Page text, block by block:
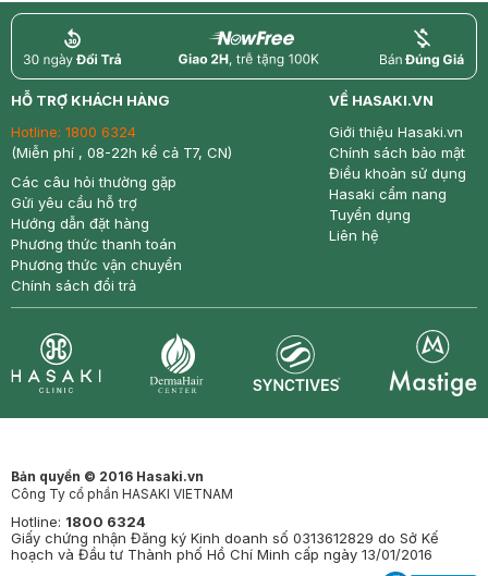
return nowfree price
HỖ TRỢ KHÁCH HÀNG
Hotline: 1800 6324
(Miễn phí , 08-22h kể cả T7, CN)
Các câu hỏi thường gặp
Gửi yêu cầu hỗ trợ
Hướng dẫn đặt hàng
Phương thức thanh toán
Phương thức vận chuyển
Chính sách đổi trả
VỀ HASAKI.VN
Giới thiệu Hasaki.vn
Chính sách bảo mật
Điều khoản sử dụng
Hasaki cẩm nang
Tuyển dụng
Liên hệ
Bản quyền © 2016 Hasaki.vn
Công Ty cổ phần HASAKI VIETNAM
Hotline: 1800 6324
Giấy chứng nhận Đăng ký Kinh doanh số 0313612829 do Sở Kế
hoạch và Đầu tư Thành phố Hồ Chí Minh cấp ngày 13/01/2016